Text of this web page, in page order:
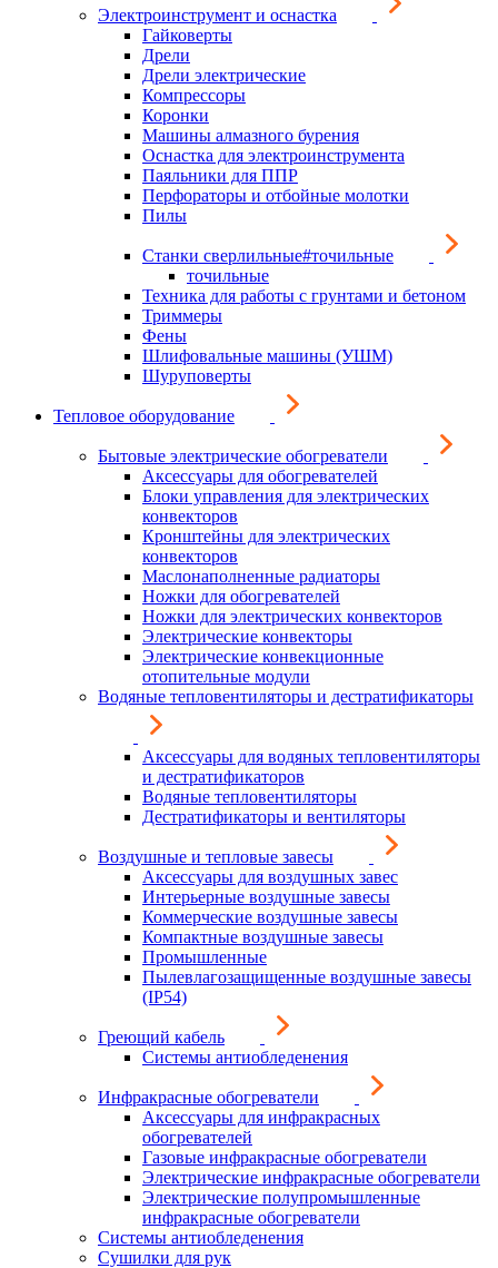
Электроинструмент и оснастка
Гайковерты
Дрели
Дрели электрические
Компрессоры
Коронки
Машины алмазного бурения
Оснастка для электроинструмента
Паяльники для ППР
Перфораторы и отбойные молотки
Пилы
Станки сверлильные#точильные
точильные
Техника для работы с грунтами и бетоном
Триммеры
Фены
Шлифовальные машины (УШМ)
Шуруповерты
Тепловое оборудование
Бытовые электрические обогреватели
Аксессуары для обогревателей
Блоки управления для электрических
конвекторов
Кронштейны для электрических
конвекторов
Маслонаполненные радиаторы
Ножки для обогревателей
Ножки для электрических конвекторов
Электрические конвекторы
Электрические конвекционные
отопительные модули
Водяные тепловентиляторы и дестратификаторы
Аксессуары для водяных тепловентиляторы
и дестратификаторов
Водяные тепловентиляторы
Дестратификаторы и вентиляторы
Воздушные и тепловые завесы
Аксессуары для воздушных завес
Интерьерные воздушные завесы
Коммерческие воздушные завесы
Компактные воздушные завесы
Промышленные
Пылевлагозащищенные воздушные завесы
(IP54)
Греющий кабель
Системы антиобледенения
Инфракрасные обогреватели
Аксессуары для инфракрасных
обогревателей
Газовые инфракрасные обогреватели
Электрические инфракрасные обогреватели
Электрические полупромышленные
инфракрасные обогреватели
Системы антиобледенения
Сушилки для рук